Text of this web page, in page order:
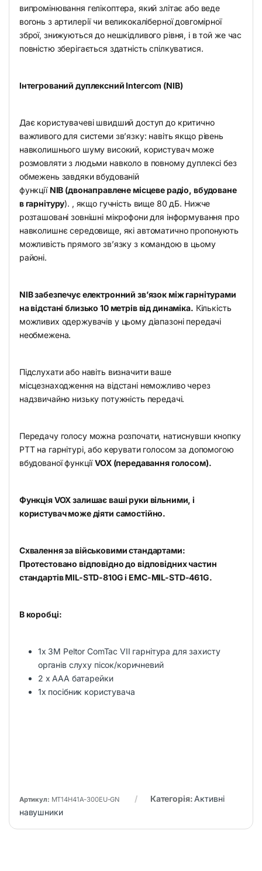
випромінювання гелікоптера, який злітає або веде
вогонь з артилерії чи великокаліберної довгомірної
зброї, знижуються до нешкідливого рівня, і в той же час
повністю зберігається здатність спілкуватися.
Інтегрований дуплексний Intercom (NIB)
Дає користувачеві швидший доступ до критично
важливого для системи зв’язку: навіть якщо рівень
навколишнього шуму високий, користувач може
розмовляти з людьми навколо в повному дуплексі без
обмежень завдяки вбудованій
функції NIB (двонаправлене місцеве радіо, вбудоване
в гарнітуру). , якщо гучність вище 80 дБ. Нижче
розташовані зовнішні мікрофони для інформування про
навколишнє середовище, які автоматично пропонують
можливість прямого зв’язку з командою в цьому
районі.
NIB забезпечує електронний зв’язок між гарнітурами
на відстані близько 10 метрів від динаміка. Кількість
можливих одержувачів у цьому діапазоні передачі
необмежена.
Підслухати або навіть визначити ваше
місцезнаходження на відстані неможливо через
надзвичайно низьку потужність передачі.
Передачу голосу можна розпочати, натиснувши кнопку
PTT на гарнітурі, або керувати голосом за допомогою
вбудованої функціїVOX (передавання голосом).
Функція VOX залишає ваші руки вільними, і
користувач може діяти самостійно.
Схвалення за військовими стандартами:
Протестовано відповідно до відповідних частин
стандартів MIL-STD-810G і EMC-MIL-STD-461G.
В коробці:
1x 3M Peltor ComTac VII гарнітура для захисту
органів слуху пісок/коричневий
2 х ААА батарейки
1x посібник користувача
Артикул: MT14H41A-300EU-GN Категорія: Активні
навушники